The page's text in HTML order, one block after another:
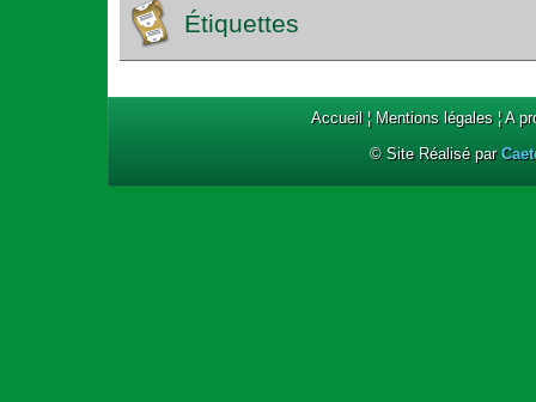
Étiquettes
Accueil¦ Mentions légales¦A
© Site Réalisé par